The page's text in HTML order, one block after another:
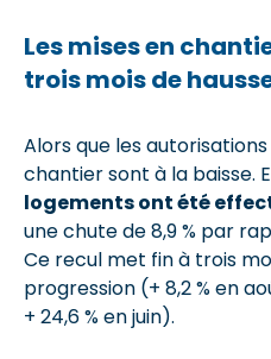
Les mises en
trois mois de
Alors que les
chantier sont à la baisse.
logements ont été
une chute de 8,9 % par
Ce recul met fin à trois
progression (+ 8,2 % en
+ 24,6 % en juin).